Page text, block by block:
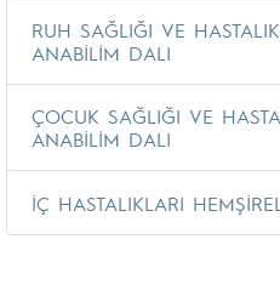
RUH SAĞLIĞI VE
ANABİLİM DALI
ÇOCUK SAĞLIĞI VE
ANABİLİM DALI
İÇ HASTALIKLARI